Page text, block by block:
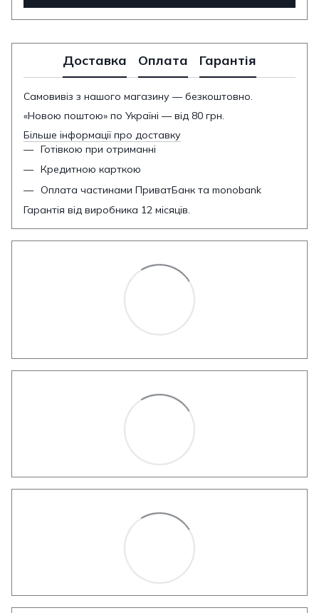
Доставка Оплата Гарантія
Самовивіз з нашого магазину — безкоштовно.
«Новою поштою» по Україні — від 80 грн.
Більше інформації про доставку
Готівкою при отриманні
Кредитною карткою
Оплата частинами ПриватБанк та monobank
Гарантія від виробника 12 місяців.